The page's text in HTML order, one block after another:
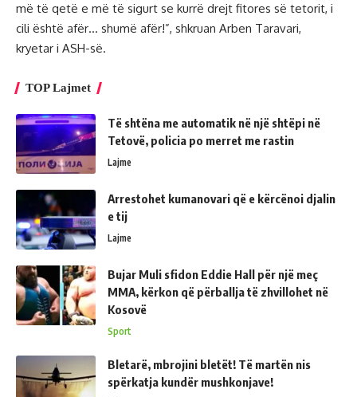
më të qetë e më të sigurt se kurrë drejt fitores së tetorit, i
cili është afër… shumë afër!”, shkruan Arben Taravari,
kryetar i ASH-së.
TOP Lajmet
Të shtëna me automatik në një shtëpi në
Tetovë, policia po merret me rastin
Lajme
Arrestohet kumanovari që e kërcënoi djalin
e tij
Lajme
Bujar Muli sfidon Eddie Hall për një meç
MMA, kërkon që përballja të zhvillohet në
Kosovë
Sport
Bletarë, mbrojini bletët! Të martën nis
spërkatja kundër mushkonjave!